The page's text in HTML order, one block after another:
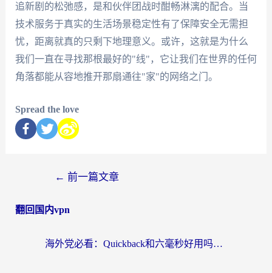
追新剧的松弛感，是和伙伴团战时酣畅淋漓的配合。当
技术服务于真实的生活场景稳定性有了保障安全无需担
忧，距离就真的只剩下地理意义。或许，这就是为什么
我们一直在寻找那根最好的"线"，它让我们在世界的任何
角落都能从容地推开那扇通往"家"的网络之门。
Spread the love
← 前一篇文章
翻回国内vpn
海外党必看：Quickback和六毫秒好用吗？3步选对回国加速器，无缝刷国内剧玩游戏